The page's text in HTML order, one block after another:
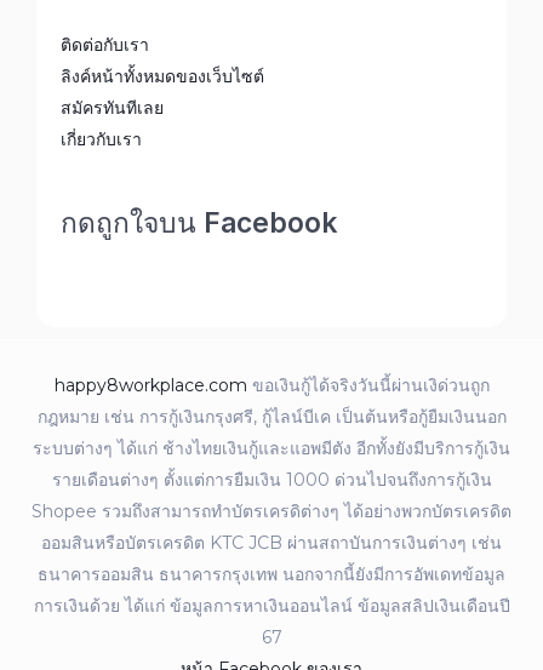
ติดต่อกับเรา
ลิงค์หน้าทั้งหมดของเว็บไซต์
สมัครทันทีเลย
เกี่ยวกับเรา
กดถูกใจบน Facebook
happy8workplace.com ขอเงินกู้ได้จริงวันนี้ผ่านเงิด่วนถูก
กฎหมาย เช่น การกู้เงินกรุงศรี, กู้ไลน์บีเค เป็นต้นหรือกู้ยืมเงินนอก
ระบบต่างๆ ได้แก่ ช้างไทยเงินกู้และแอพมีตัง อีกทั้งยังมีบริการกู้เงิน
รายเดือนต่างๆ ตั้งแต่การยืมเงิน 1000 ด่วนไปจนถึงการกู้เงิน
Shopee รวมถึงสามารถทำบัตรเครดิต่างๆ ได้อย่างพวกบัตรเครดิต
ออมสินหรือบัตรเครดิต KTC JCB ผ่านสถาบันการเงินต่างๆ เช่น
ธนาคารออมสิน ธนาคารกรุงเทพ นอกจากนี้ยังมีการอัพเดทข้อมูล
การเงินด้วย ได้แก่ ข้อมูลการหาเงินออนไลน์ ข้อมูลสลิปเงินเดือนปี
67